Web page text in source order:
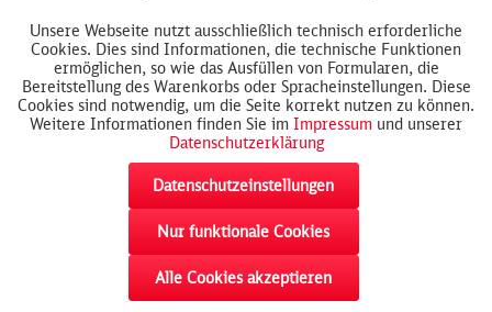
AGB Cookie-Einstellungen
Impressum
Datenschutz
Widerrufsrecht
Tracking Inaktiv
Unsere Webseite nutzt ausschließlich technisch erforderliche
Cookies. Dies sind Informationen, die technische Funktionen
ermöglichen, so wie das Ausfüllen von Formularen, die
Bereitstellung des Warenkorbs oder Spracheinstellungen. Diese
Cookies sind notwendig, um die Seite korrekt nutzen zu können.
Weitere Informationen finden Sie im Impressum und unserer
Datenschutzerklärung
Datenschutzeinstellungen
Nur funktionale Cookies
akzeptieren
Alle Cookies akzeptieren